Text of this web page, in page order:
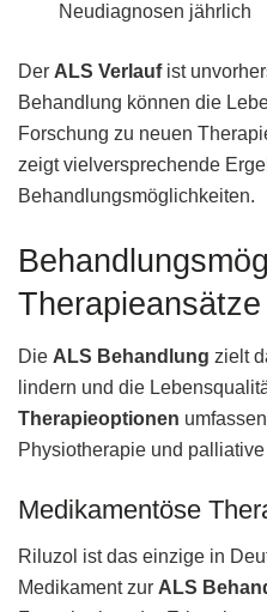
Neudiagnosen jährlich
Der ALS Verlaufist
Behandlung können die
Forschung zu neuen
zeigt vielversprechende
Behandlungsmöglichkeiten.
Therapieansätze
Die ALS Behandlung zielt
lindern und die
Therapieoptionen
Physiotherapie und
Medikamentöse
Riluzol ist das einzige in
Medikament zur ALS